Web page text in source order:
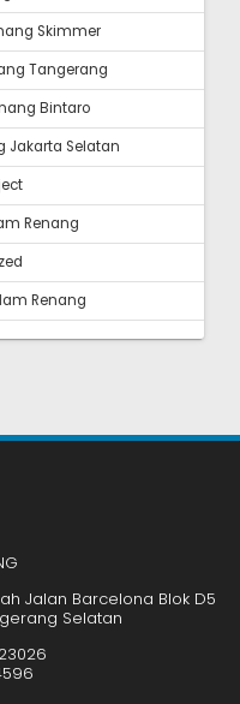
Skimmer
Tangerang
Bintaro
Jakarta Selatan
Renang
Renang
Jalan Barcelona Blok D5
Selatan